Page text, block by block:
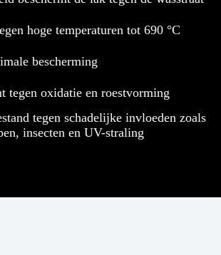
hoge temperaturen tot 690 °C
bescherming
tegen oxidatie en roestvorming
tegen schadelijke invloeden zoals
insecten en UV-straling